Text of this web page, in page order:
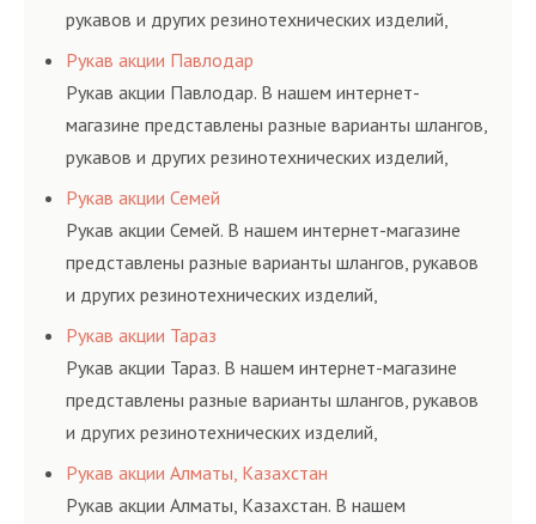
рукавов и других резинотехнических изделий,
соответствующих ГОСТам, техническим условиям
и нормативам.
Рукав акции Павлодар
Рукав акции Павлодар. В нашем интернет-
магазине представлены разные варианты шлангов,
рукавов и других резинотехнических изделий,
соответствующих ГОСТам, техническим условиям
и нормативам.
Рукав акции Семей
Рукав акции Семей. В нашем интернет-магазине
представлены разные варианты шлангов, рукавов
и других резинотехнических изделий,
соответствующих ГОСТам, техническим условиям
и нормативам.
Рукав акции Тараз
Рукав акции Тараз. В нашем интернет-магазине
представлены разные варианты шлангов, рукавов
и других резинотехнических изделий,
соответствующих ГОСТам, техническим условиям
и нормативам.
Рукав акции Алматы, Казахстан
Рукав акции Алматы, Казахстан. В нашем